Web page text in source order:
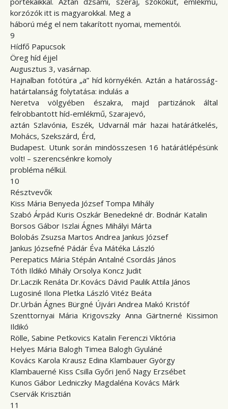
korzózók itt is magyarokkal. Meg a
háború még el nem takarított nyomai, mementói.
9
Hídfő Papucsok
Öreg híd éjjel
Augusztus 3, vasárnap.
Hajnalban fotótúra „a” híd környékén. Aztán a határosság-
határtalanság folytatása: indulás a
Neretva völgyében északra, majd partizánok által
felrobbantott híd-emlékmű, Szarajevó,
aztán Szlavónia, Eszék, Udvarnál már hazai határátkelés,
Mohács, Szekszárd, Érd,
Budapest. Utunk során mindösszesen 16 határátlépésünk
volt! – szerencsénkre komoly
probléma nélkül.
10
Résztvevők
Kiss Mária Benyeda József Tompa Mihály
Szabó Árpád Kuris Oszkár Benedekné dr. Bodnár Katalin
Borsos Gábor Iszlai Ágnes Mihályi Márta
Bolobás Zsuzsa Martos Andrea Jankus József
Jankus Józsefné Pádár Éva Mátéka László
Perepatics Mária Stépán Antalné Csordás János
Tóth Ildikó Mihály Orsolya Koncz Judit
Dr.Laczik Renáta Dr.Kovács Dávid Paulik Attila János
Lugosiné Ilona Pletka László Vitéz Beáta
Dr.Urbán Ágnes Bürgné Újvári Andrea Makó Kristóf
Szenttornyai Mária Krigovszky Anna Gärtnerné Kissimon
Ildikó
Rölle, Sabine Petkovics Katalin Ferenczi Viktória
Helyes Mária Balogh Timea Balogh Gyuláné
Kovács Karola Krausz Edina Klambauer György
Klambauerné Kiss Csilla Győri Jenő Nagy Erzsébet
Kunos Gábor Ledniczky Magdaléna Kovács Márk
Cservák Krisztián
11